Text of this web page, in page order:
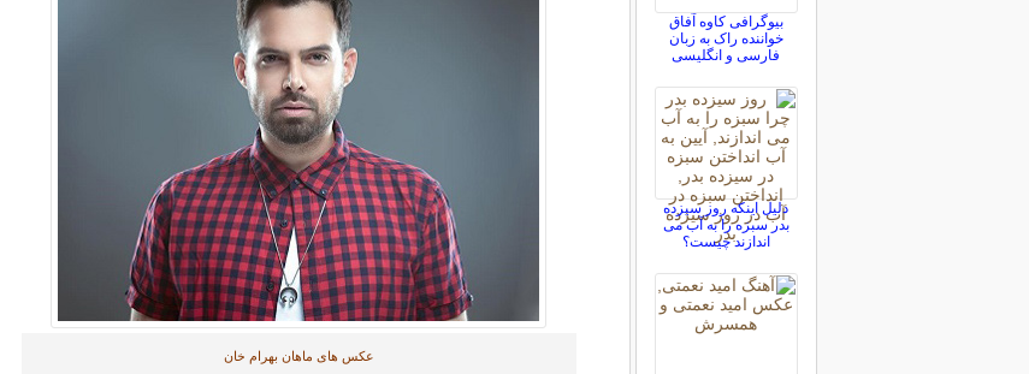
عکس های ماهان بهرام خان
بیوگرافی کاوه آفاق
خواننده راک به زبان
فارسی و انگلیسی
دلیل اینکه روز سیزده
بدر سبزه را به آب می
اندازند چیست؟